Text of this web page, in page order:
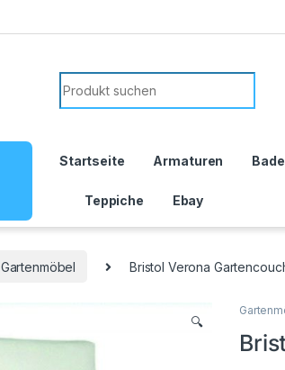
Search for:
Startseite Armaturen
Teppiche Ebay
Gartenmöbel Bristol Verona
🔍